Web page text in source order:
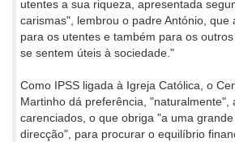
utentes a sua riqueza, apresentada
carismas", lembrou o padre António, que
para os utentes e também para os
se sentem úteis à sociedade."
Como IPSS ligada à Igreja Católica, o
Martinho dá preferência, "naturalmente",
carenciados, o que obriga "a uma
direcção", para procurar o equilíbrio